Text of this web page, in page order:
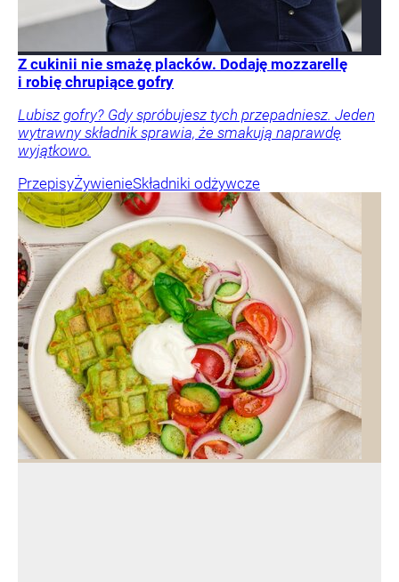
Z cukinii nie smażę placków. Dodaję mozzarellę
i robię chrupiące gofry
Lubisz gofry? Gdy spróbujesz tych przepadniesz. Jeden
wytrawny składnik sprawia, że smakują naprawdę
wyjątkowo.
PrzepisyŻywienieSkładniki odżywcze